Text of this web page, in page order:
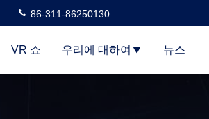
86-311-86250130
VR 쇼 우리에 대하여 뉴스